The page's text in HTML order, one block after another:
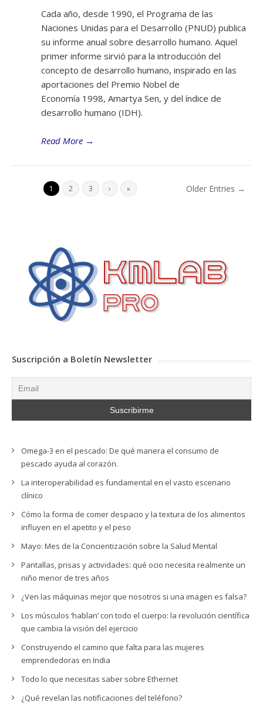
Cada año, desde 1990, el Programa de las
Naciones Unidas para el Desarrollo (PNUD) publica
su informe anual sobre desarrollo humano. Aquel
primer informe sirvió para la introducción del
concepto de desarrollo humano, inspirado en las
aportaciones del Premio Nobel de
Economía 1998, Amartya Sen, y del índice de
desarrollo humano (IDH).
Read More →
1 2 3 › » Older Entries →
Suscripción a Boletín Newsletter
Omega-3 en el pescado: De qué manera el consumo de
pescado ayuda al corazón.
La interoperabilidad es fundamental en el vasto escenario
clínico
Cómo la forma de comer despacio y la textura de los alimentos
influyen en el apetito y el peso
Mayo: Mes de la Concientización sobre la Salud Mental
Pantallas, prisas y actividades: qué ocio necesita realmente un
niño menor de tres años
¿Ven las máquinas mejor que nosotros si una imagen es falsa?
Los músculos ‘hablan’ con todo el cuerpo: la revolución científica
que cambia la visión del ejercicio
Construyendo el camino que falta para las mujeres
emprendedoras en India
Todo lo que necesitas saber sobre Ethernet
¿Qué revelan las notificaciones del teléfono?